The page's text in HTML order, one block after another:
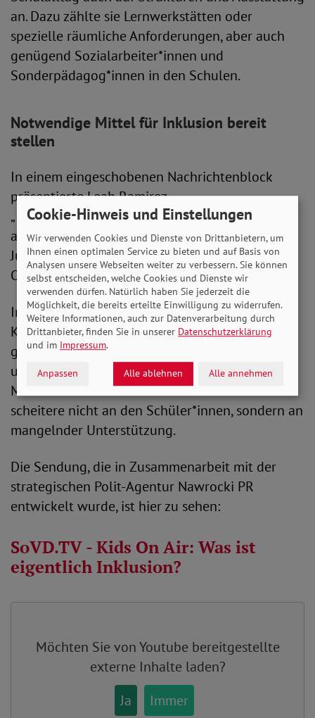
an. Dazu zählte sie Lernwerkstätten oder
spezielle räumliche Anforderungen, aber auch
genügend Sozialarbeiter*innen und
Sonderpädagog*innen in den Schulen.
Notwendige Mittel für Inklusion bereit
stellen
In einem eingeschobenen Nachrichtenblock
präsentierte Leah Ramirez
„Inklusionsnachrichten“. Darin ging es unter
anderem um den SoVD-Inklusionslauf am 25.
Juni und die Nationalen Spiele der Special
Olympics.
Im zweiten Gesprächsabschnitt berichtete
Katharina Günther-Wünsch von Beispielen für
gelungene Inklusion, die sie selbst erlebt hat
und mahnte an, die entsprechenden finanziellen
Mittel dafür bereitzustellen. Denn Inklusion
scheitere nicht an den Schüler*innen, sondern an
mangelnder Unterstützung.
Die Sendung, die in Zusammenarbeit mit der
strategischen Polit-Agentur Nawrocki PR
entwickelt wurde, ist hier zu sehen:
SoVD.TV - Kids On Air: Was ist
eigentlich Inklusion?
Möchten Sie vonYoutube bereitgestellte
externe Inhalte laden?
Ja
Immer
Cookie-Hinweis und Einstellungen
Wir verwenden Cookies und Dienste von Drittanbietern, um
Ihnen einen optimalen Service zu bieten und auf Basis von
Analysen unsere Webseiten weiter zu verbessern. Sie können
selbst entscheiden, welche Cookies und Dienste wir
verwenden dürfen. Natürlich haben Sie jederzeit die
Möglichkeit, die bereits erteilte Einwilligung zu widerrufen.
Weitere Informationen, auch zur Datenverarbeitung durch
Drittanbieter, finden Sie in unserer Datenschutzerklärung
und im Impressum.
Anpassen Alle ablehnen Alle annehmen